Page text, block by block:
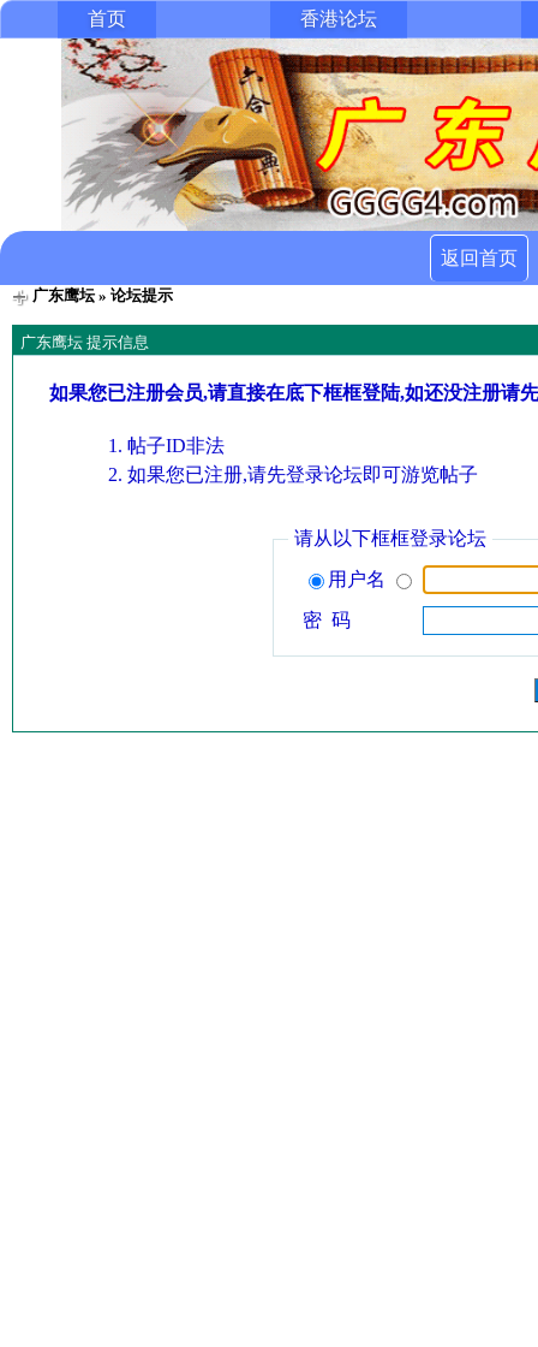
首页 香港论坛
返回首页
广东鹰坛» 论坛提示
广东鹰坛 提示信息
如果您已注册会员,请直接在底下框框登陆,如还没注册请
帖子ID非法
如果您已注册,请先登录论坛即可游览帖子
请从以下框框登录论坛
用户名
密 码